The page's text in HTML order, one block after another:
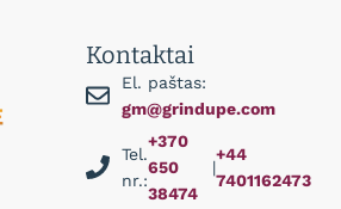
Kontaktai
El. paštas:
gm@grindupe.com
Tel.
nr.:
+370
650
38474
|
+44
7401162473